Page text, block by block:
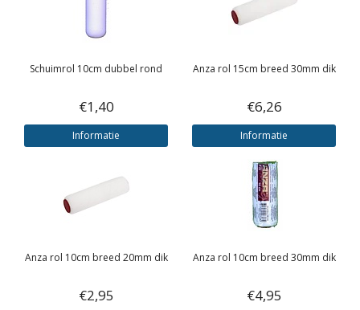
Schuimrol 10cm dubbel rond
€1,40
Informatie
Anza rol 15cm breed 30mm dik
€6,26
Informatie
Anza rol 10cm breed 20mm dik
€2,95
Anza rol 10cm breed 30mm dik
€4,95